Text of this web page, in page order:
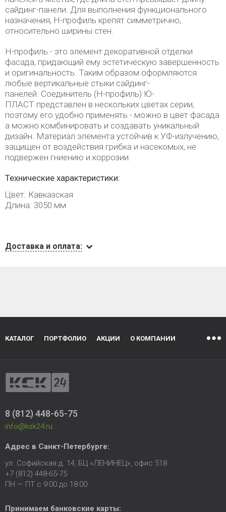
сайдинг-панели. Для выполнения функционального
назначения, Н-профиль крепят симметрично,
относительно ширины стен.
H-профиль - это элемент декоративной отделки
фасада, придающий ему эстетическую завершенность
и оригинальность. Таким образом оформляются
любые вертикальные стыки сайдинг-
панелей. Соединитель (H-профиль) Ю-
ПЛАСТ представлен в нескольких цветах серии,
поэтому его удобно применять - можно в цвет фасада
а можно комбинировать и создавать уникальный
дизайн. Материал элемента устойчив к УФ-излучению,
защищен от воздействия грибка и насекомых, не
подвержен гниению и коррозии.
Технические характеристики:
Цвет: Кавказская
Длина: 3050 мм
Доставка и оплата:
КАТАЛОГ ПОРТФОЛИО АКЦИИ О КОМПАНИИ
8 (812) 448-65-75
info@ksk24.ru
Адрес в Санкт-Петербурге:
ул. Софийская д. 14, БЦ «ЛЕНИНЕЦ», офис 518
+7 (812) 448-65-75
ПН — ПТ с 9:00 до 18:00
Принимаем банковские карты: